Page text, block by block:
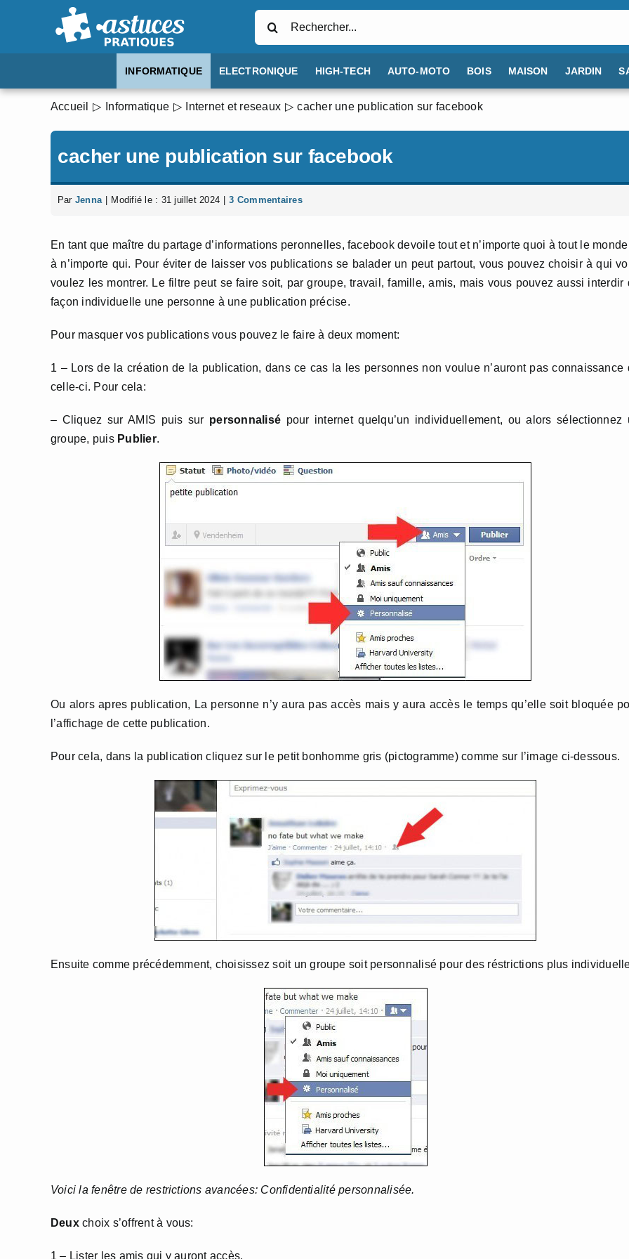
INFORMATIQUE ELECTRONIQUE HIGH-TECH AUTO-MOTO BOIS MAISON JARDIN
Accueil Informatique Internet et reseaux cacher une publication sur facebook
cacher une publication sur facebook
Par Jenna Modifié le : 31 juillet 2024 3 Commentaires
En tant que maître du partage d’informations peronnelles, facebook devoile tout et n’importe quoi à tout le
à n’importe qui. Pour éviter de laisser vos publications se balader un peut partout, vous pouvez choisir à qui
voulez les montrer. Le filtre peut se faire soit, par groupe, travail, famille, amis, mais vous pouvez aussi interdir
façon individuelle une personne à une publication précise.
Pour masquer vos publications vous pouvez le faire à deux moment:
1 – Lors de la création de la publication, dans ce cas la les personnes non voulue n’auront pas connaissance
celle-ci. Pour cela:
– Cliquez sur AMIS puis sur personnalisé pour internet quelqu’un individuellement, ou alors sélectionnez
groupe, puis Publier.
Ou alors apres publication, La personne n’y aura pas accès mais y aura accès le temps qu’elle soit bloquée
l’affichage de cette publication.
Pour cela, dans la publication cliquez sur le petit bonhomme gris (pictogramme) comme sur l’image ci-dessous.
Ensuite comme précédemment, choisissez soit un groupe soit personnalisé pour des réstrictions plus
Voici la fenêtre de restrictions avancées: Confidentialité personnalisée.
Deuxchoix s’offrent à vous:
1 – Lister les amis qui y auront accès.